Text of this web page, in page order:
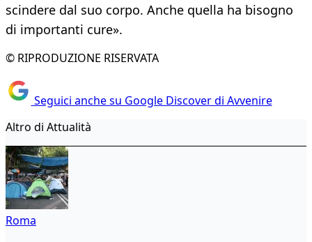
scindere dal suo corpo. Anche quella ha bisogno
di importanti cure».
© RIPRODUZIONE RISERVATA
Seguici anche su Google Discover di Avvenire
Altro di Attualità
Roma